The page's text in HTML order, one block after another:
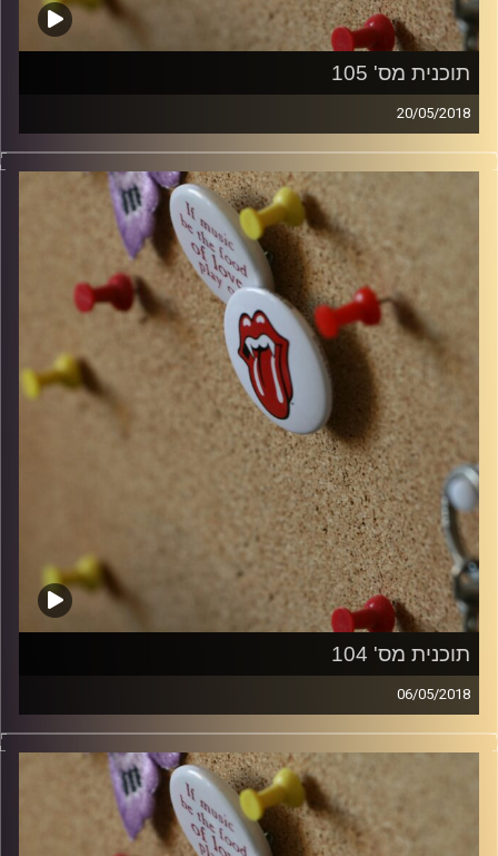
תוכנית מס' 105
20/05/2018
קלאסיקות רוק עם אורן הוף.
włodi
תוכנית מס' 104
06/05/2018
קלאסיקות רוק עם אורן הוף.
włodi